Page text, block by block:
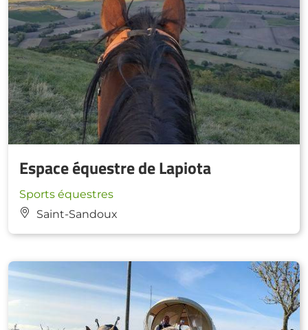
Espace équestre de Lapiota
Sports équestres
Saint-Sandoux